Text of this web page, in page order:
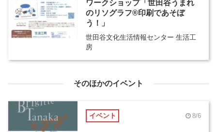
ワークショップ「世田谷うまれ
のリソグラフ®印刷であそぼ
う！」
世田谷文化生活情報センター 生活工
房
そのほかのイベント
イベント 8/6